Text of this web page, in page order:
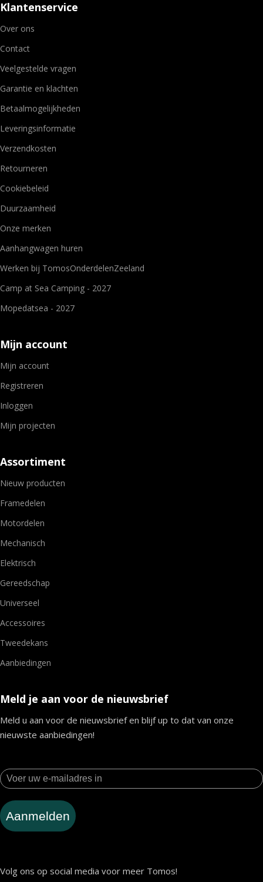
Klantenservice
Over ons
Contact
Veelgestelde vragen
Garantie en klachten
Betaalmogelijkheden
Leveringsinformatie
Verzendkosten
Retourneren
Cookiebeleid
Duurzaamheid
Onze merken
Aanhangwagen huren
Werken bij TomosOnderdelenZeeland
Camp at Sea Camping - 2027
Mopedatsea - 2027
Mijn account
Mijn account
Registreren
Inloggen
Mijn projecten
Assortiment
Nieuw producten
Framedelen
Motordelen
Mechanisch
Elektrisch
Gereedschap
Universeel
Accessoires
Tweedekans
Aanbiedingen
Meld je aan voor de nieuwsbrief
Meld u aan voor de nieuwsbrief en blijf up to dat van onze
nieuwste aanbiedingen!
Aanmelden
Volg ons op social media voor meer Tomos!